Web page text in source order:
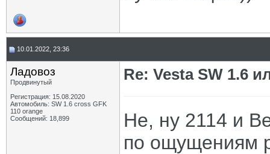
10.01.2022, 23:36
Ладовоз
Продвинутый
Регистрация: 15.08.2020
Автомобиль: SW 1.6 cross GFK
110 orange
Сообщений: 18,899
Re: Vesta SW 1.6
Не, ну 2114 и
по ощущениям